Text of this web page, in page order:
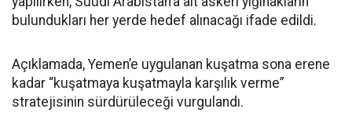
bulundukları her yerde hedef alınacağı ifade edildi.
Açıklamada, Yemen’e uygulanan kuşatma sona erene
kadar “kuşatmaya kuşatmayla karşılık verme”
stratejisinin sürdürüleceği vurgulandı.